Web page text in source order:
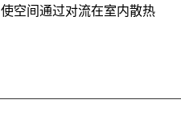
空间通过对流在室内散热